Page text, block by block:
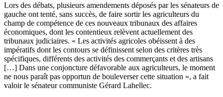
Lors des débats, plusieurs amendements déposés par les sénateurs de
gauche ont tenté, sans succès, de faire sortir les agriculteurs du
champ de compétence de ces nouveaux tribunaux des affaires
économiques, dont les contentieux relèvent actuellement des
tribunaux judiciaires. « Les activités agricoles obéissent à des
impératifs dont les contours se définissent selon des critères très
spécifiques, différents des activités des commerçants et des artisans
[…] Dans une conjoncture défavorable aux agriculteurs, le moment
ne nous paraît pas opportun de bouleverser cette situation », a fait
valoir le sénateur communiste Gérard Lahellec.